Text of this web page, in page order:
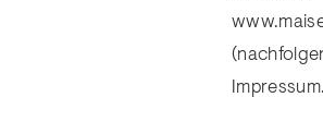
Impressum.